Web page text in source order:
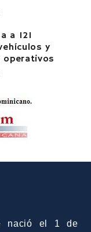
a 121
y
nació el 1 de